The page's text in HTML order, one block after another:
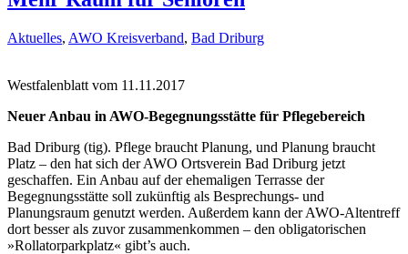
Aktuelles, AWO Kreisverband, Bad Driburg
Westfalenblatt vom 11.11.2017
Neuer Anbau in AWO-Begegnungsstätte für Pflegebereich
Bad Driburg (tig). Pflege braucht Planung, und Planung braucht
Platz – den hat sich der AWO Ortsverein Bad Driburg jetzt
geschaffen. Ein Anbau auf der ehemaligen Terrasse der
Begegnungsstätte soll zukünftig als Besprechungs- und
Planungsraum genutzt werden. Außerdem kann der AWO-Altentreff
dort besser als zuvor zusammenkommen – den obligatorischen
»Rollatorparkplatz« gibt’s auch.